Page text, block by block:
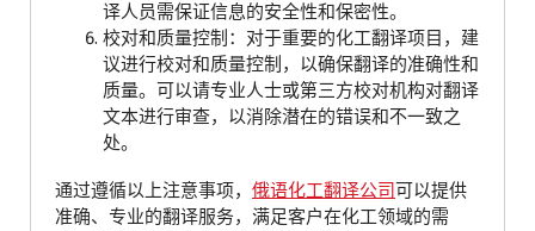
译人员需保证信息的安全性和保密性。
校对和质量控制：对于重要的化工翻译项目，建
议进行校对和质量控制，以确保翻译的准确性和
质量。可以请专业人士或第三方校对机构对翻译
文本进行审查，以消除潜在的错误和不一致之
处。
通过遵循以上注意事项， 俄语化工翻译公司可以提供
准确、专业的翻译服务，满足客户在化工领域的需